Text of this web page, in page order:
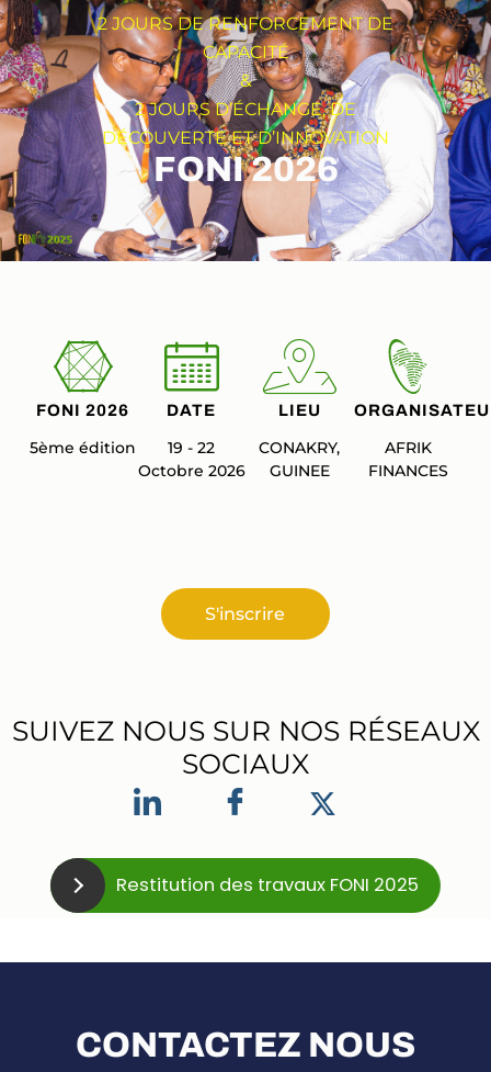
2 JOURS DE RENFORCEMENT DE
CAPACITÉ
&
2 JOURS D’ÉCHANGE, DE
DÉCOUVERTE ET D’INNOVATION
FONI 2026
FONI 2026
5ème édition
DATE
19 - 22
Octobre 2026
LIEU
CONAKRY,
GUINEE
AFRIK
FINANCES
S'inscrire
SUIVEZ NOUS SUR NOS RÉSEAUX
SOCIAUX
Restitution des travaux FONI 2025
CONTACTEZ NOUS